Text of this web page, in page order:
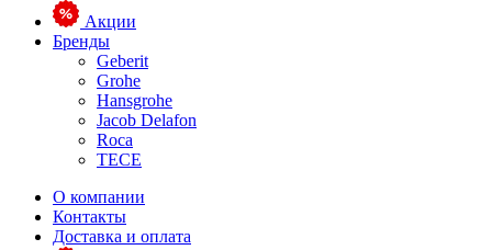
Акции
Бренды
Geberit
Grohe
Hansgrohe
Jacob Delafon
Roca
TECE
О компании
Контакты
Доставка и оплата